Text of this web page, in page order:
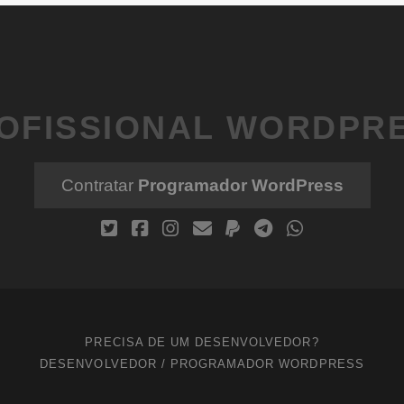
Contratar Programador WordPress
PRECISA DE UM DESENVOLVEDOR?
DESENVOLVEDOR / PROGRAMADOR WORDPRESS